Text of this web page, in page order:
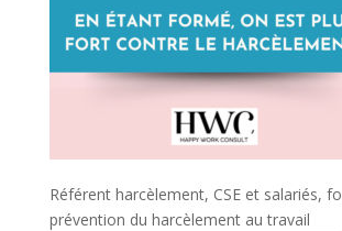
Référent harcèlement, CSE et salariés,
prévention du harcèlement au travail